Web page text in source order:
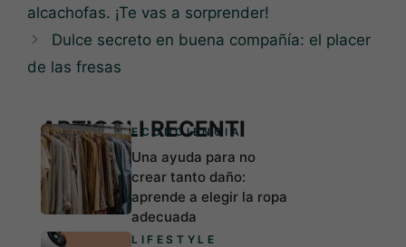
alcachofas. ¡Te vas a sorprender!
Dulce secreto en buena compañía: el placer
de las fresas
ARTICOLI RECENTI
ECONCIENCIA
Una ayuda para no
crear tanto daño:
aprende a elegir la ropa
adecuada
LIFESTYLE